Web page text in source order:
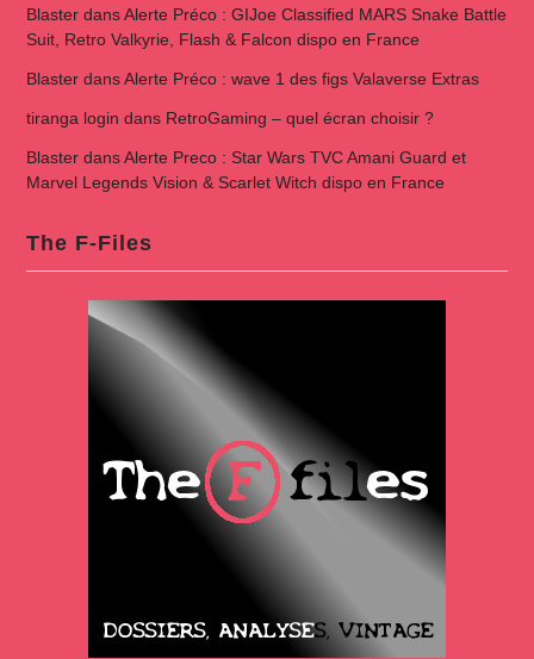
BlasterdansAlerte Préco : GIJoe Classified MARS Snake Battle
Suit, Retro Valkyrie, Flash & Falcon dispo en France
BlasterdansAlerte Préco : wave 1 des figs Valaverse Extras
tiranga login dans RetroGaming – quel écran choisir ?
BlasterdansAlerte Preco : Star Wars TVC Amani Guard et
Marvel Legends Vision & Scarlet Witch dispo en France
The F-Files